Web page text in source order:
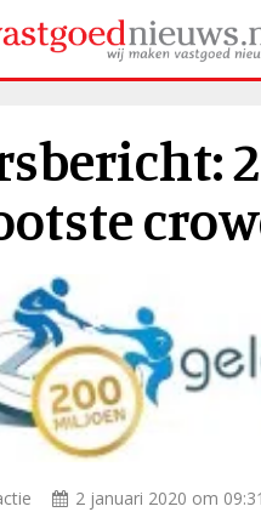
2 januari 2020 om 09:31